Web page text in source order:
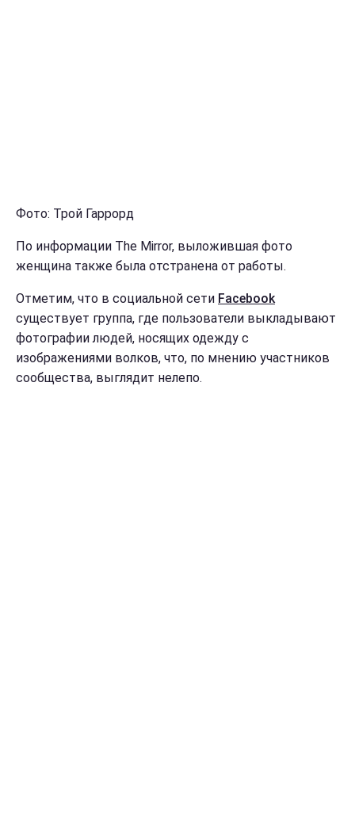
Фото: Трой Гаррорд
По информации The Mirror, выложившая фото
женщина также была отстранена от работы.
Отметим, что в социальной сети Facebook
существует группа, где пользователи выкладывают
фотографии людей, носящих одежду с
изображениями волков, что, по мнению участников
сообщества, выглядит нелепо.